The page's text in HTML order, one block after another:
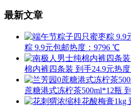
最新文章
粽 9.9元包邮热度：9796 ℃
棉内裤四条装 到手24.9元热
蔗糖港式冻柠茶500ml*12瓶